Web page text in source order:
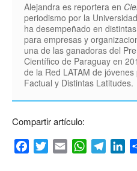
Alejandra es reportera en
periodismo por la
ha desempeñado en
para empresas y
una de las ganadoras del
Científico de Paraguay en
de la Red LATAM de
Factual y Distintas Latitudes.
Compartir artículo:
FacebookTwitterEmail WhatsApp